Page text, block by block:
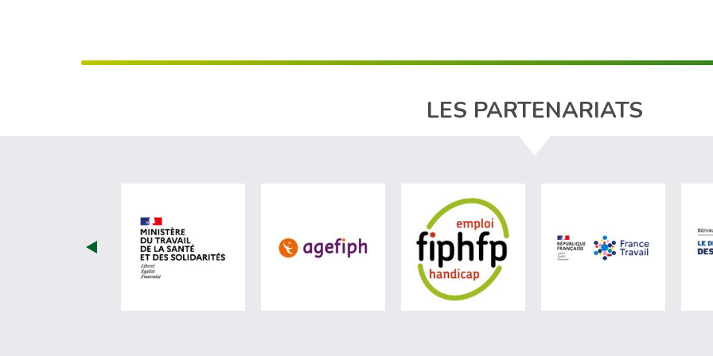
LES PARTENARIATS
visiter les site de Ministère du travail (nouvelle fenêtre)
visiter les site de Agefiph (nouvelle fenêtre)visiter les site de Fiphfp (nouvellevisiter les